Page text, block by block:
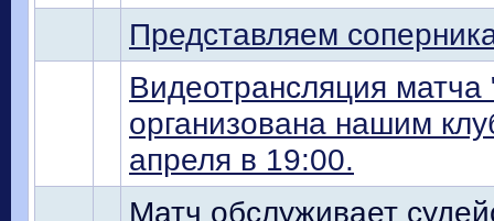
Представляем
Видеотрансляция
организована нашим
апреля в 19:00.
Матч обслуживает